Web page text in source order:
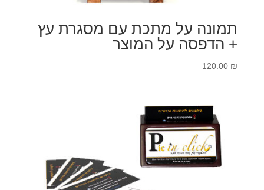
תמונה על מתכת עם מסגרת עץ
+ הדפסה על המוצר
120.00 ₪